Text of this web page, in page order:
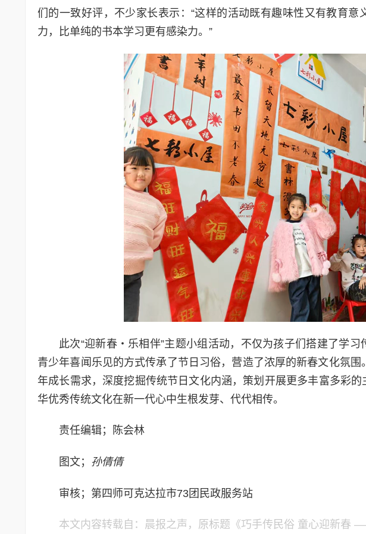
们的一致好评，不少家长表示：“这样的活动既有趣味性又有教育
力，比单纯的书本学习更有感染力。”
此次“迎新春・乐相伴”主题小组活动，不仅为孩子们搭建了学
青少年喜闻乐见的方式传承了节日习俗，营造了浓厚的新春文化氛
年成长需求，深度挖掘传统节日文化内涵，策划开展更多丰富多彩
华优秀传统文化在新一代心中生根发芽、代代相传。
责任编辑；陈会林
图文； 孙倩倩
审核；第四师可克达拉市73团民政服务站
本文内容转载自：晨报之声，原标题《巧手传民俗 童心迎新春